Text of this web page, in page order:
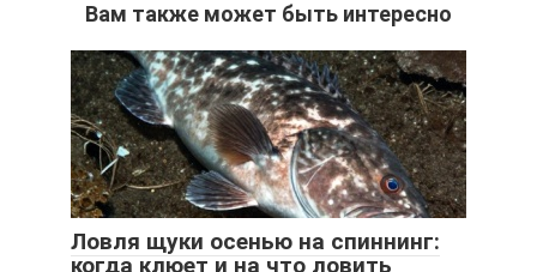
Вам также может быть интересно
Ловля щуки осенью на спиннинг:
когда клюет и на что ловить